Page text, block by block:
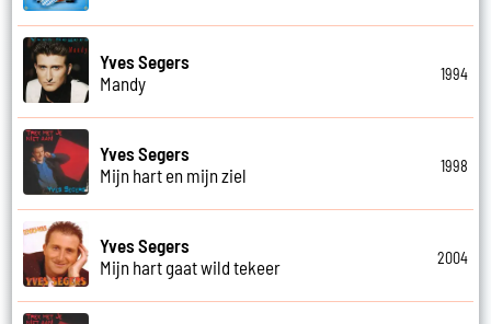
Yves Segers
Mandy
1994
Yves Segers
Mijn hart en mijn ziel
1998
Yves Segers
Mijn hart gaat wild tekeer
2004